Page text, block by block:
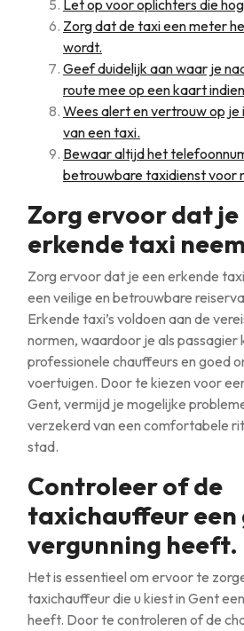
Let op voor oplichters die
Zorg dat de taxi een meter
wordt.
Geef duidelijk aan waar je
route mee op een kaart
Wees alert en vertrouw op
van een taxi.
Bewaar altijd het
betrouwbare taxidienst voor
Zorg ervoor dat je
erkende taxi
Zorg ervoor dat je een erkende
een veilige en betrouwbare
Erkende taxi’s voldoen aan de
normen, waardoor je als passagier
professionele chauffeurs en goed
voertuigen. Door te kiezen voor
Gent, vermijd je mogelijke
verzekerd van een comfortabele
stad.
Controleer of de
taxichauffeur een
vergunning heeft.
Het is essentieel om ervoor te
taxichauffeur die u kiest in Gent
heeft. Door te controleren of de